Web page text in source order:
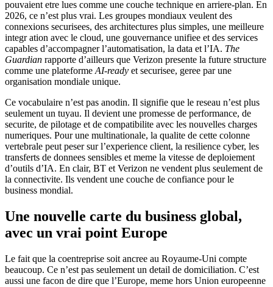
pouvaient etre lues comme une couche technique en arriere-plan. En
2026, ce n’est plus vrai. Les groupes mondiaux veulent des
connexions securisees, des architectures plus simples, une meilleure
integr ation avec le cloud, une gouvernance unifiee et des services
capables d’accompagner l’automatisation, la data et l’IA. The
Guardian rapporte d’ailleurs que Verizon presente la future structure
comme une plateforme AI-ready et securisee, geree par une
organisation mondiale unique.
Ce vocabulaire n’est pas anodin. Il signifie que le reseau n’est plus
seulement un tuyau. Il devient une promesse de performance, de
securite, de pilotage et de compatibilite avec les nouvelles charges
numeriques. Pour une multinationale, la qualite de cette colonne
vertebrale peut peser sur l’experience client, la resilience cyber, les
transferts de donnees sensibles et meme la vitesse de deploiement
d’outils d’IA. En clair, BT et Verizon ne vendent plus seulement de
la connectivite. Ils vendent une couche de confiance pour le
business mondial.
Une nouvelle carte du business global,
avec un vrai point Europe
Le fait que la coentreprise soit ancree au Royaume-Uni compte
beaucoup. Ce n’est pas seulement un detail de domiciliation. C’est
aussi une facon de dire que l’Europe, meme hors Union europeenne